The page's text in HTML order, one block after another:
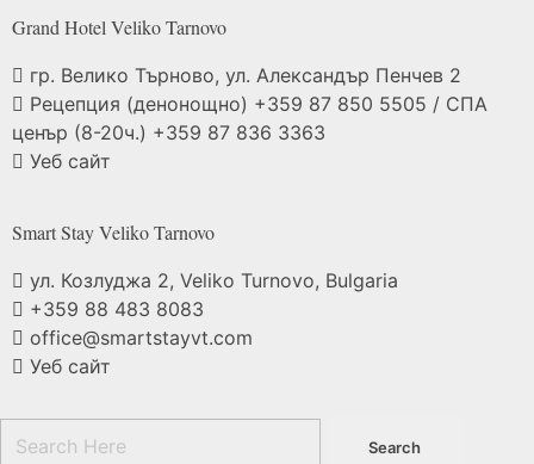
Grand Hotel VelikoTarnovo
гр. Велико Търново, ул. Александър Пенчев 2
Рецепция (денонощно) +359 87 850 5505 / СПА
ценър (8-20ч.) +359 87 836 3363
Уеб сайт
Smart Stay VelikoTarnovo
ул. Козлуджа 2, Veliko Turnovo, Bulgaria
+359 88 483 8083
office@smartstayvt.com
Уеб сайт